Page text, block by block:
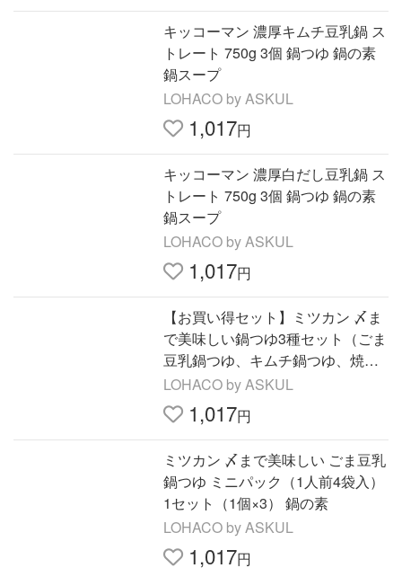
キッコーマン 濃厚キムチ豆乳鍋 ス
トレート 750g 3個 鍋つゆ 鍋の素
鍋スープ
LOHACO by ASKUL
1,017円
キッコーマン 濃厚白だし豆乳鍋 ス
トレート 750g 3個 鍋つゆ 鍋の素
鍋スープ
LOHACO by ASKUL
1,017円
【お買い得セット】ミツカン 〆ま
で美味しい鍋つゆ3種セット（ごま
豆乳鍋つゆ、キムチ鍋つゆ、焼あ
ごだし鍋つゆ）
LOHACO by ASKUL
1,017円
ミツカン 〆まで美味しい ごま豆乳
鍋つゆ ミニパック（1人前4袋入）
1セット（1個×3） 鍋の素
LOHACO by ASKUL
1,017円